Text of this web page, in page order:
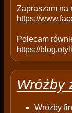
Zapraszam na
https://
Polecam
https://
Wróżby
Wróżby